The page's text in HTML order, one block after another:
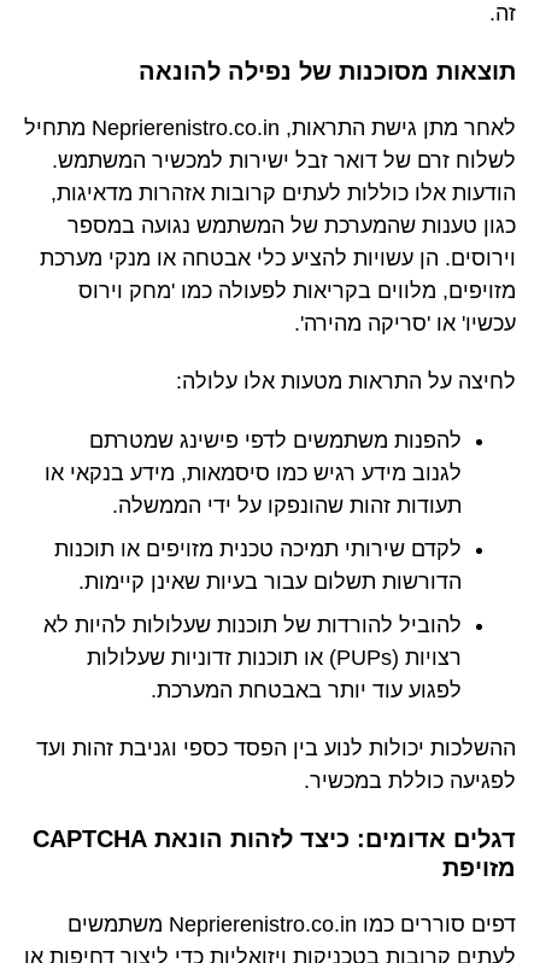
זה.
תוצאות מסוכנות של נפילה להונאה
לאחר מתן גישת התראות, Neprierenistro.co.in מתחיל
לשלוח זרם של דואר זבל ישירות למכשיר המשתמש.
הודעות אלו כוללות לעתים קרובות אזהרות מדאיגות,
כגון טענות שהמערכת של המשתמש נגועה במספר
וירוסים. הן עשויות להציע כלי אבטחה או מנקי מערכת
מזויפים, מלווים בקריאות לפעולה כמו 'מחק וירוס
עכשיו' או 'סריקה מהירה'.
לחיצה על התראות מטעות אלו עלולה:
להפנות משתמשים לדפי פישינג שמטרתם
לגנוב מידע רגיש כמו סיסמאות, מידע בנקאי או
תעודות זהות שהונפקו על ידי הממשלה.
לקדם שירותי תמיכה טכנית מזויפים או תוכנות
הדורשות תשלום עבור בעיות שאינן קיימות.
להוביל להורדות של תוכנות שעלולות להיות לא
רצויות (PUPs) או תוכנות זדוניות שעלולות
לפגוע עוד יותר באבטחת המערכת.
ההשלכות יכולות לנוע בין הפסד כספי וגניבת זהות ועד
לפגיעה כוללת במכשיר.
דגלים אדומים: כיצד לזהות הונאת CAPTCHA
מזויפת
דפים סוררים כמו Neprierenistro.co.in משתמשים
לעתים קרובות בטכניקות ויזואליות כדי ליצור דחיפות או